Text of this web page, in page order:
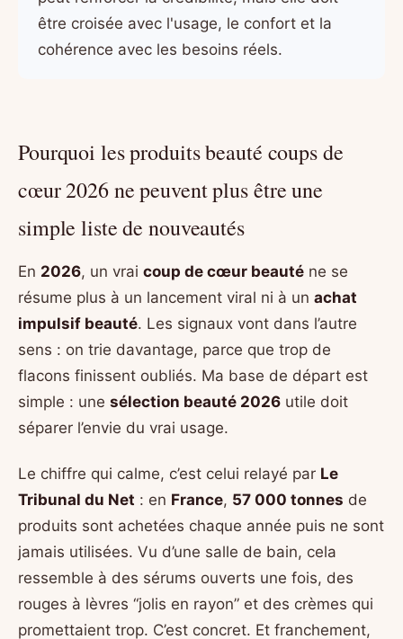
être croisée avec l'usage, le confort et la
cohérence avec les besoins réels.
Pourquoi les produits beauté coups de
cœur 2026 ne peuvent plus être une
simple liste de nouveautés
En 2026, un vrai coup de cœur beauté ne se
résume plus à un lancement viral ni à un achat
impulsif beauté. Les signaux vont dans l’autre
sens : on trie davantage, parce que trop de
flacons finissent oubliés. Ma base de départ est
simple : une sélection beauté 2026 utile doit
séparer l’envie du vrai usage.
Le chiffre qui calme, c’est celui relayé par Le
Tribunal du Net : en France, 57 000 tonnes de
produits sont achetées chaque année puis ne sont
jamais utilisées. Vu d’une salle de bain, cela
ressemble à des sérums ouverts une fois, des
rouges à lèvres “jolis en rayon” et des crèmes qui
promettaient trop. C’est concret. Et franchement,